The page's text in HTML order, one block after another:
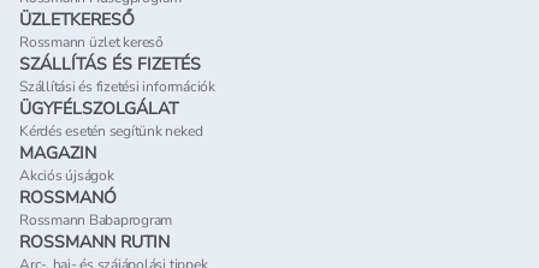
ÜZLETKERESŐ
Rossmann üzlet kereső
SZÁLLÍTÁS ÉS FIZETÉS
Szállítási és fizetési információk
ÜGYFÉLSZOLGÁLAT
Kérdés esetén segítünk neked
MAGAZIN
Akciós újságok
ROSSMANÓ
Rossmann Babaprogram
ROSSMANN RUTIN